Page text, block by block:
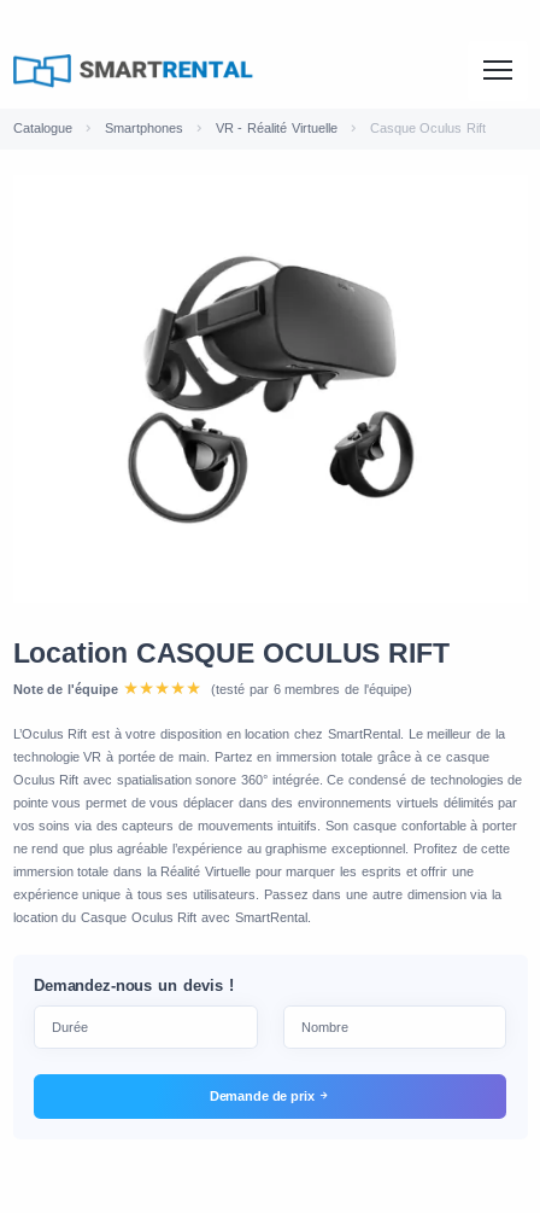
Catalogue Smartphones VR - Réalité Virtuelle Casque Oculus Rift
Location CASQUE OCULUS RIFT
Note de l'équipe (testé par 6 membres de l'équipe)
L’Oculus Rift est à votre disposition en location chez SmartRental. Le meilleur de la
technologie VR à portée de main. Partez en immersion totale grâce à ce casque
Oculus Rift avec spatialisation sonore 360° intégrée. Ce condensé de technologies de
pointe vous permet de vous déplacer dans des environnements virtuels délimités par
vos soins via des capteurs de mouvements intuitifs. Son casque confortable à porter
ne rend que plus agréable l’expérience au graphisme exceptionnel. Profitez de cette
immersion totale dans la Réalité Virtuelle pour marquer les esprits et offrir une
expérience unique à tous ses utilisateurs. Passez dans une autre dimension via la
location du Casque Oculus Rift avec SmartRental.
Demandez-nous un devis !
Demande de prix